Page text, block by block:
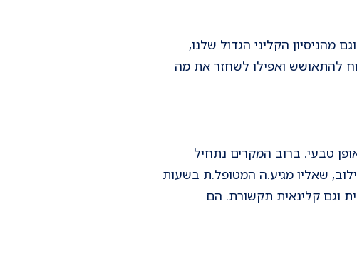
מהניסיון הקליני הגדול שלנו,
להתאושש ואפילו לשחזר את מה
טבעי. ברוב המקרים נתחיל
באיכילוב, שאליו מגיע.ה המטופל.ת בשעות
וגם קלינאית תקשורת. הם